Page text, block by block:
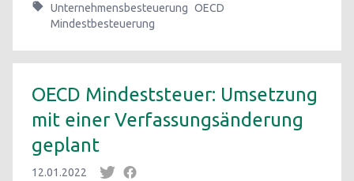
Unternehmensbesteuerung OECD
Mindestbesteuerung
OECD Mindeststeuer: Umsetzung
mit einer Verfassungsänderung
geplant
12.01.2022